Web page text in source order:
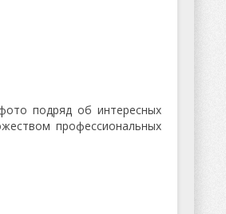
подряд об интересных
профессиональных